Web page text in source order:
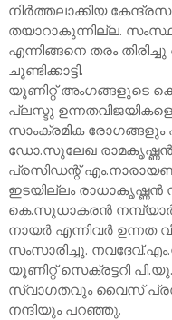
നിർത്തലാക്കിയ
തയാറാകുന്നില്ല.
എന്നിങ്ങനെ തരം
ചൂണ്ടിക്കാട്ടി.
യൂണിറ്റ് അംഗങ്ങളുടെ
പ്ലസ്ടു ഉന്നതവിജയികളെ
സാംക്രമിക
ഡോ.സുലേഖ
പ്രസിഡന്റ്
ഇടയില്ലം രാധാകൃഷ്ണൻ
കെ.സുധാകരൻ
നായർ എന്നിവർ ഉന്നത
സംസാരിച്ചു.
യൂണിറ്റ് സെക്രട്ടറി
സ്വാഗതവും വൈസ്
നന്ദിയും പറഞ്ഞു.